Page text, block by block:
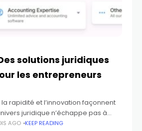
solutions juridiques
les entrepreneurs
rapidité et l’innovation façonnent
juridique n’échappe pas à
profonde. Les entrepreneurs
AGO KEEP READING